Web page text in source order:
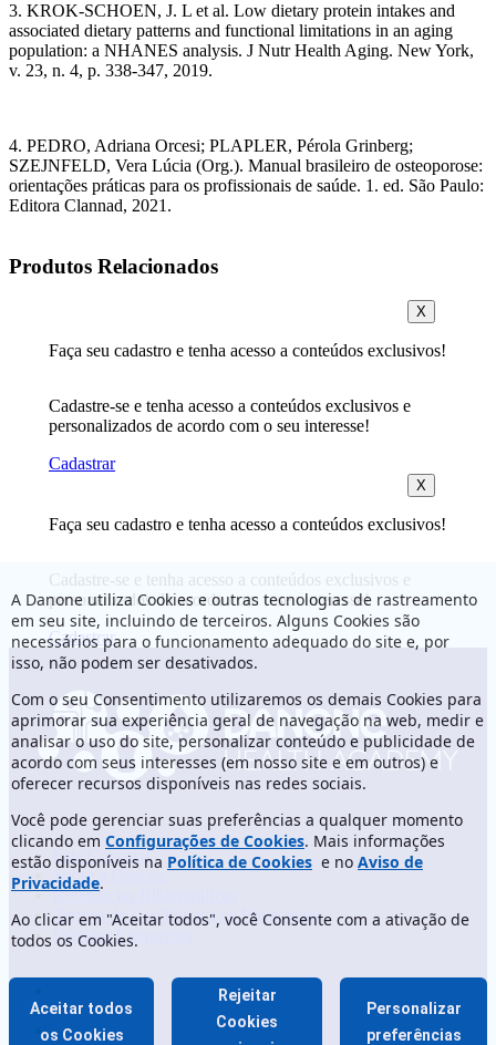
3. KROK-SCHOEN, J. L et al. Low dietary protein intakes and
associated dietary patterns and functional limitations in an aging
population: a NHANES analysis. J Nutr Health Aging. New York,
v. 23, n. 4, p. 338-347, 2019.
4. PEDRO, Adriana Orcesi; PLAPLER, Pérola Grinberg;
SZEJNFELD, Vera Lúcia (Org.). Manual brasileiro de osteoporose:
orientações práticas para os profissionais de saúde. 1. ed. São Paulo:
Editora Clannad, 2021.
Produtos Relacionados
X
Faça seu cadastro e tenha acesso a conteúdos exclusivos!
Cadastre-se e tenha acesso a conteúdos exclusivos e
personalizados de acordo com o seu interesse!
Cadastrar
X
Faça seu cadastro e tenha acesso a conteúdos exclusivos!
Cadastre-se e tenha acesso a conteúdos exclusivos e
personalizados de acordo com o seu interesse!
Cadastrar
Fale Conosco
Sobre a Danone
Referências Bibliográficas
Termos de Uso/Política de Privacidade
Dúvidas Frequentes
A Danone utiliza Cookies e outras tecnologias de rastreamento
em seu site, incluindo de terceiros. Alguns Cookies são
necessários para o funcionamento adequado do site e, por
isso, não podem ser desativados.
Com o seu Consentimento utilizaremos os demais Cookies para
aprimorar sua experiência geral de navegação na web, medir e
analisar o uso do site, personalizar conteúdo e publicidade de
acordo com seus interesses (em nosso site e em outros) e
oferecer recursos disponíveis nas redes sociais.
Você pode gerenciar suas preferências a qualquer momento
clicando em Configurações de Cookies. Mais informações
estão disponíveis na Política de Cookies e no Aviso de
Privacidade.
Ao clicar em "Aceitar todos", você Consente com a ativação de
todos os Cookies.
Aceitar todos
os Cookies
Rejeitar
Cookies
Personalizar
preferências